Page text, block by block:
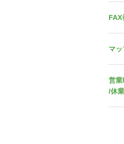
FAX
マ
営業
/休